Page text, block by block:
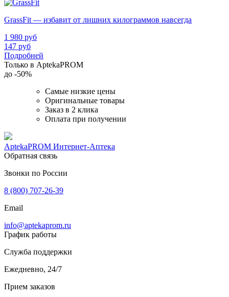
GrassFit — избавит от лишних килограммов навсегда
1 980 руб
147 руб
Подробней
Только в AptekaPROM
до -50%
Самые низкие цены
Оригинальные товары
Заказ в 2 клика
Оплата при получении
AptekaPROM Интернет-Аптека
Обратная связь
Звонки по России
8 (800) 707-26-39
Email
info@aptekaprom.ru
График работы
Служба поддержки
Ежедневно, 24/7
Прием заказов